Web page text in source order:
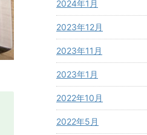
2024年1月
2023年12月
2023年11月
2023年1月
2022年10月
2022年5月